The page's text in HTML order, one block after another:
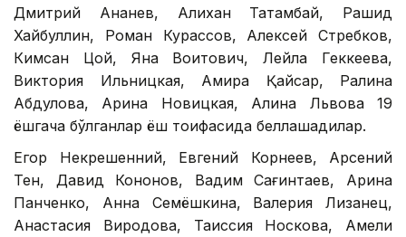
Дмитрий Ананев, Алихан Татамбай, Рашид
Хайбуллин, Роман Курассов, Алексей Стребков,
Кимсан Цой, Яна Воитович, Лейла Геккеева,
Виктория Ильницкая, Амира Қайсар, Ралина
Абдулова, Арина Новицкая, Алина Львова 19
ёшгача бўлганлар ёш тоифасида беллашадилар.
Егор Некрешенний, Евгений Корнеев, Арсений
Тен, Давид Кононов, Вадим Сағинтаев, Арина
Панченко, Анна Семёшкина, Валерия Лизанец,
Анастасия Виродова, Таиссия Носкова, Амели